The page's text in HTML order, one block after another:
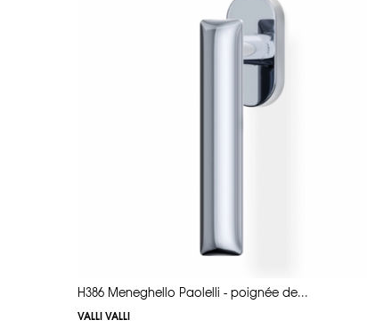
H386 Meneghello Paolelli - poignée de...
VALLI VALLI